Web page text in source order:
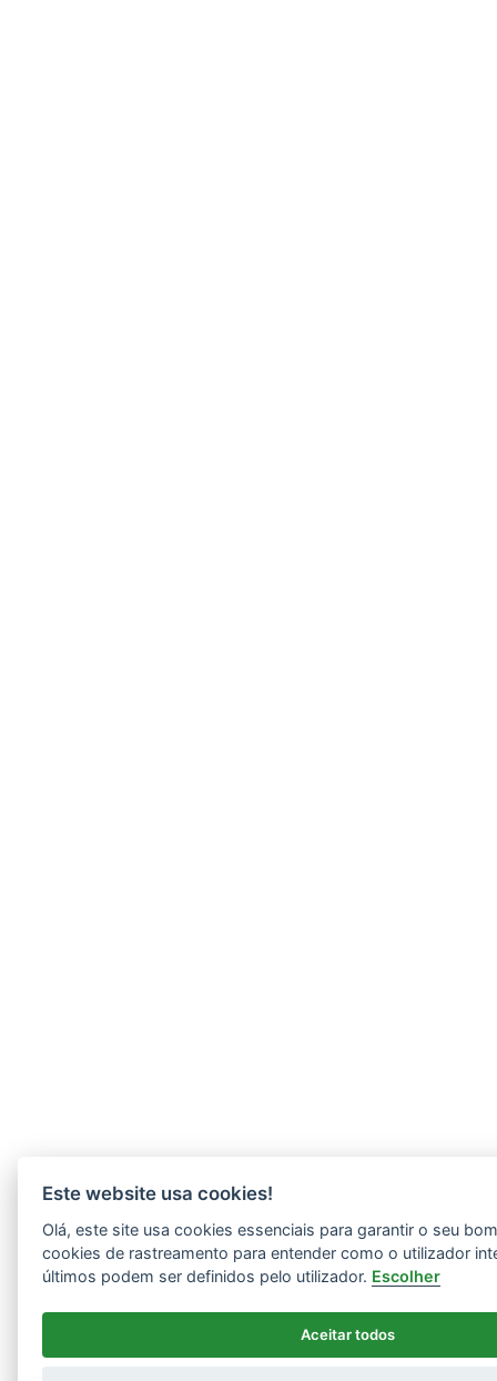
Este website usa cookies!
Olá, este site usa cookies essenciais para garantir o seu
cookies de rastreamento para entender como o utilizador
últimos podem ser definidos pelo utilizador. Escolher
Aceitar todos